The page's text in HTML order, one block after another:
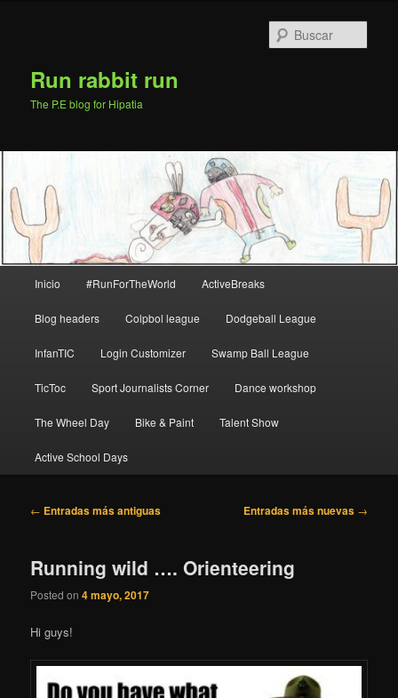
Run rabbit run
The P.E blog for Hipatia
principal
Inicio #RunForTheWorld ActiveBreaks
Blog headers Colpbol league Dodgeball League
InfanTIC Login Customizer Swamp Ball League
TicToc Sport Journalists Corner Dance workshop
The Wheel Day Bike & Paint Talent Show
Active School Days
Navegación
← Entradas más antiguas Entradas más nuevas →
Running wild …. Orienteering
Posted on4 mayo, 2017
Hi guys!